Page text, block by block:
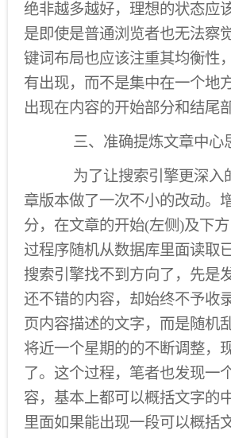
绝非越多越好，理想的状态应
是即使是普通浏览者也无法察
键词布局也应该注重其均衡性
有出现，而不是集中在一个地
出现在内容的开始部分和结尾
三、准确提炼文章中心
为了让搜索引擎更深入
章版本做了一次不小的改动。
分，在文章的开始(左侧)及下
过程序随机从数据库里面读取
搜索引擎找不到方向了，先是
还不错的内容，却始终不予收
页内容描述的文字，而是随机
将近一个星期的的不断调整，
了。这个过程，笔者也发现一
容，基本上都可以概括文字的
里面如果能出现一段可以概括